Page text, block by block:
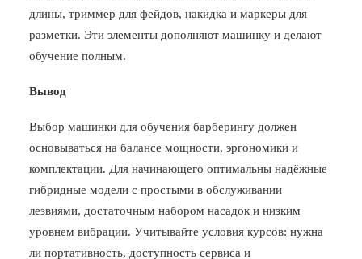
длины, триммер для фейдов, накидка и маркеры для
разметки. Эти элементы дополняют машинку и делают
обучение полным.
Вывод
Выбор машинки для обучения барберингу должен
основываться на балансе мощности, эргономики и
комплектации. Для начинающего оптимальны надёжные
гибридные модели с простыми в обслуживании
лезвиями, достаточным набором насадок и низким
уровнем вибрации. Учитывайте условия курсов: нужна
ли портативность, доступность сервиса и